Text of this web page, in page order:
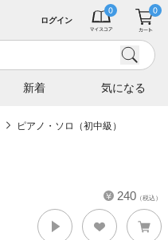
新着 気になる
ログイン
ピアノ・ソロ（初中級）
240 （税込）